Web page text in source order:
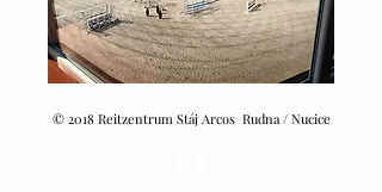
© 2018 Reitzentrum Stáj Arcos Rudna / Nucice